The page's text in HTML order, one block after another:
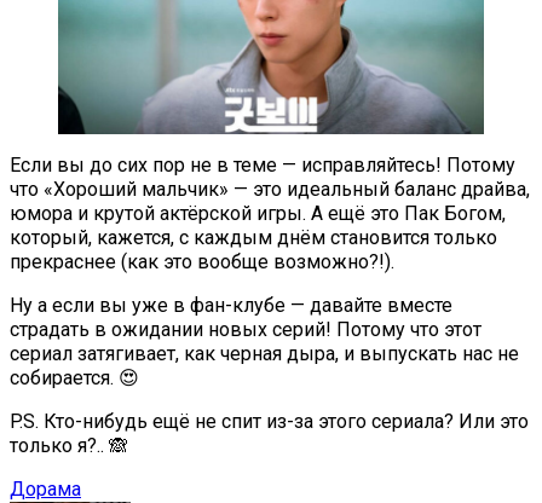
Если вы до сих пор не в теме — исправляйтесь! Потому
что «Хороший мальчик» — это идеальный баланс драйва,
юмора и крутой актёрской игры. А ещё это Пак Богом,
который, кажется, с каждым днём становится только
прекраснее (как это вообще возможно?!).
Ну а если вы уже в фан-клубе — давайте вместе
страдать в ожидании новых серий! Потому что этот
сериал затягивает, как черная дыра, и выпускать нас не
собирается. 😍
P.S. Кто-нибудь ещё не спит из-за этого сериала? Или это
только я?.. 🙈
Дорама